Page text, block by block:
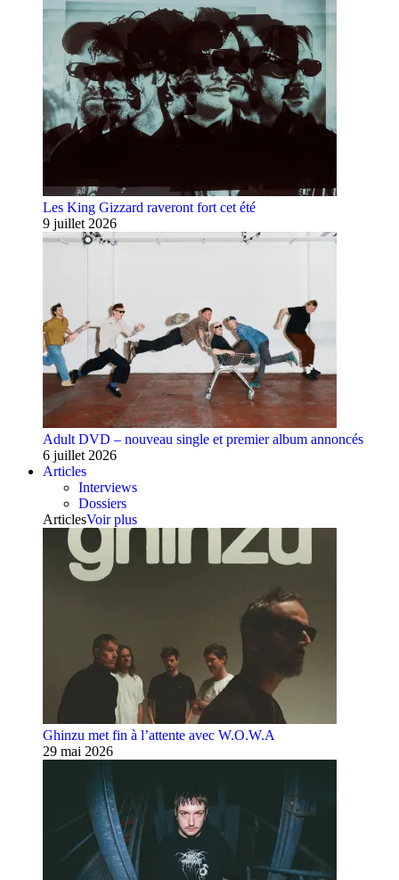
Les King Gizzard raveront fort cet été
9 juillet 2026
Adult DVD – nouveau single et premier album annoncés
6 juillet 2026
Articles
Interviews
Dossiers
ArticlesVoir plus
Ghinzu met fin à l’attente avec W.O.W.A
29 mai 2026